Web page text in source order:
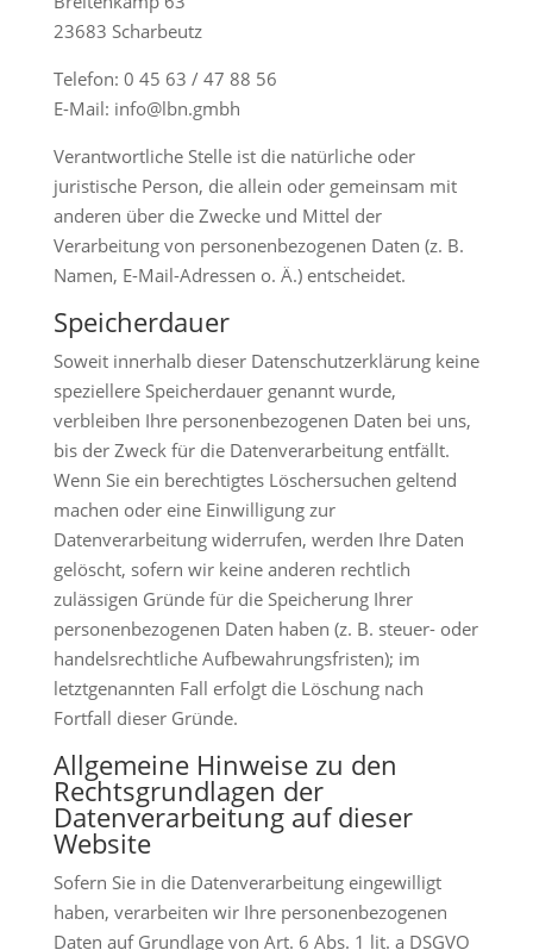
23683 Scharbeutz
Telefon: 0 45 63 / 47 88 56
E-Mail: info@lbn.gmbh
Verantwortliche Stelle ist die natürliche oder
juristische Person, die allein oder gemeinsam mit
anderen über die Zwecke und Mittel der
Verarbeitung von personenbezogenen Daten (z. B.
Namen, E-Mail-Adressen o. Ä.) entscheidet.
Speicherdauer
Soweit innerhalb dieser Datenschutzerklärung keine
speziellere Speicherdauer genannt wurde,
verbleiben Ihre personenbezogenen Daten bei uns,
bis der Zweck für die Datenverarbeitung entfällt.
Wenn Sie ein berechtigtes Löschersuchen geltend
machen oder eine Einwilligung zur
Datenverarbeitung widerrufen, werden Ihre Daten
gelöscht, sofern wir keine anderen rechtlich
zulässigen Gründe für die Speicherung Ihrer
personenbezogenen Daten haben (z. B. steuer- oder
handelsrechtliche Aufbewahrungsfristen); im
letztgenannten Fall erfolgt die Löschung nach
Fortfall dieser Gründe.
Allgemeine Hinweise zu den
Rechtsgrundlagen der
Datenverarbeitung auf dieser
Website
Sofern Sie in die Datenverarbeitung eingewilligt
haben, verarbeiten wir Ihre personenbezogenen
Daten auf Grundlage von Art. 6 Abs. 1 lit. a DSGVO